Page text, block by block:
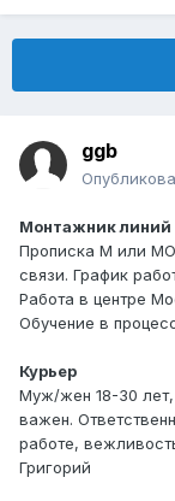
ggb
Монтажник линий
Прописка М или
связи. График
Работа в центре
Обучение в
Курьер
Муж/жен 18-30
важен.
работе,
Григорий